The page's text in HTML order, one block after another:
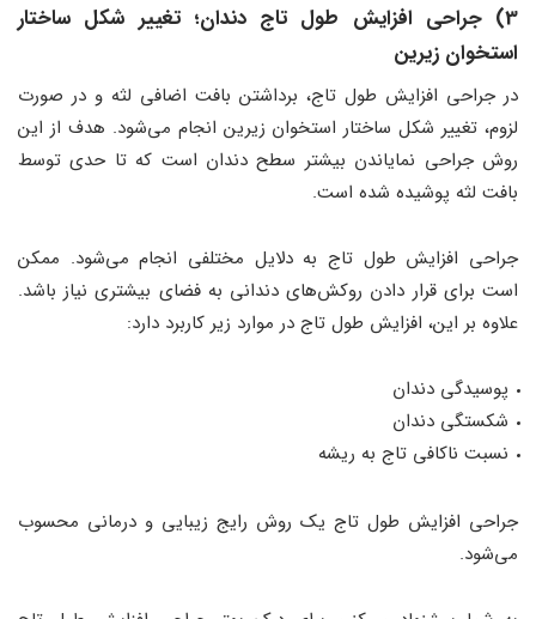
3) جراحی افزایش طول تاج دندان؛ تغییر شکل ساختار
استخوان زیرین
در جراحی افزایش طول تاج، برداشتن بافت اضافی لثه و در صورت
لزوم، تغییر شکل ساختار استخوان زیرین انجام می‌شود. هدف از این
روش جراحی نمایاندن بیشتر سطح دندان است که تا حدی توسط
بافت لثه پوشیده شده است.
جراحی افزایش طول تاج به دلایل مختلفی انجام می‌شود. ممکن
است برای قرار دادن روکش‌های دندانی به فضای بیشتری نیاز باشد.
علاوه بر این، افزایش طول تاج در موارد زیر کاربرد دارد:
پوسیدگی دندان
شکستگی دندان
نسبت ناکافی تاج به ریشه
جراحی افزایش طول تاج یک روش رایج زیبایی و درمانی محسوب
می‌شود.